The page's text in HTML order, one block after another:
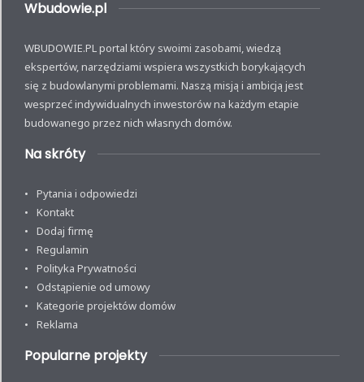
Wbudowie.pl
WBUDOWIE.PL portal który swoimi zasobami, wiedzą
ekspertów, narzędziami wspiera wszystkich borykających
się z budowlanymi problemami. Naszą misją i ambicją jest
wesprzeć indywidualnych inwestorów na każdym etapie
budowanego przez nich własnych domów.
Na skróty
Pytania i odpowiedzi
Kontakt
Dodaj firmę
Regulamin
Polityka Prywatności
Odstąpienie od umowy
Kategorie projektów domów
Reklama
Popularne projekty